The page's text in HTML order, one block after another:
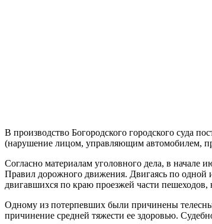
В производство Богородского городского суда
(нарушение лицом, управляющим автомобилем,
Согласно материалам уголовного дела, в начале
Правил дорожного движения. Двигаясь по одной
двигавшихся по краю проезжей части
Одному из потерпевших были причинены
причинение средней тяжести ее здоровью.